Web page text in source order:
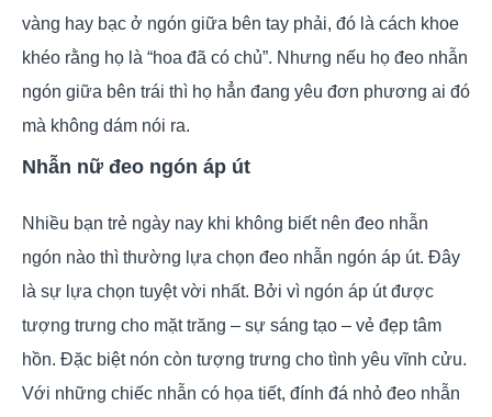
vàng hay bạc ở ngón giữa bên tay phải, đó là cách khoe
khéo rằng họ là “hoa đã có chủ”. Nhưng nếu họ đeo nhẫn
ngón giữa bên trái thì họ hẳn đang yêu đơn phương ai đó
mà không dám nói ra.
Nhẫn nữ đeo ngón áp út
Nhiều bạn trẻ ngày nay khi không biết nên đeo nhẫn
ngón nào thì thường lựa chọn đeo nhẫn ngón áp út. Đây
là sự lựa chọn tuyệt vời nhất. Bởi vì ngón áp út được
tượng trưng cho mặt trăng – sự sáng tạo – vẻ đẹp tâm
hồn. Đặc biệt nón còn tượng trưng cho tình yêu vĩnh cửu.
Với những chiếc nhẫn có họa tiết, đính đá nhỏ đeo nhẫn